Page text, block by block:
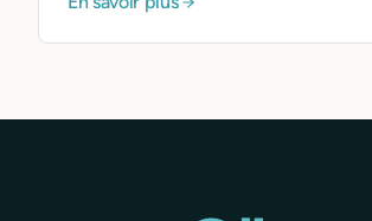
environnementale.